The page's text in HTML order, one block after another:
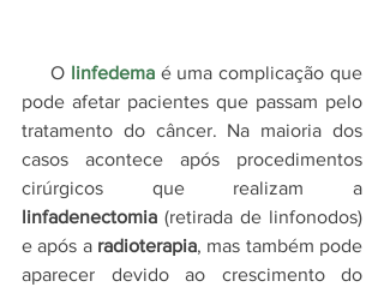
     O
linfedema é uma complicação que
pode afetar pacientes que passam pelo
tratamento do câncer. Na maioria dos
casos acontece após procedimentos
linfadenectomia (retirada de linfonodos)
e após a radioterapia, mas também pode
aparecer devido ao crescimento do